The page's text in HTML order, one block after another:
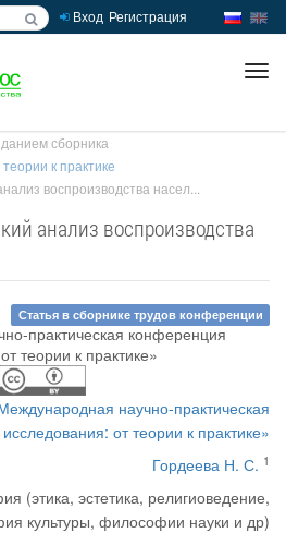
Вход Регистрация
сборника
к практике
воспроизводства насел...
анализ воспроизводства
Статья в сборнике трудов конференции
научно-практическая
от теории к практике»
Гордеева Н. С. 1
(этика, эстетика, религиоведение,
культуры, философии науки и др)